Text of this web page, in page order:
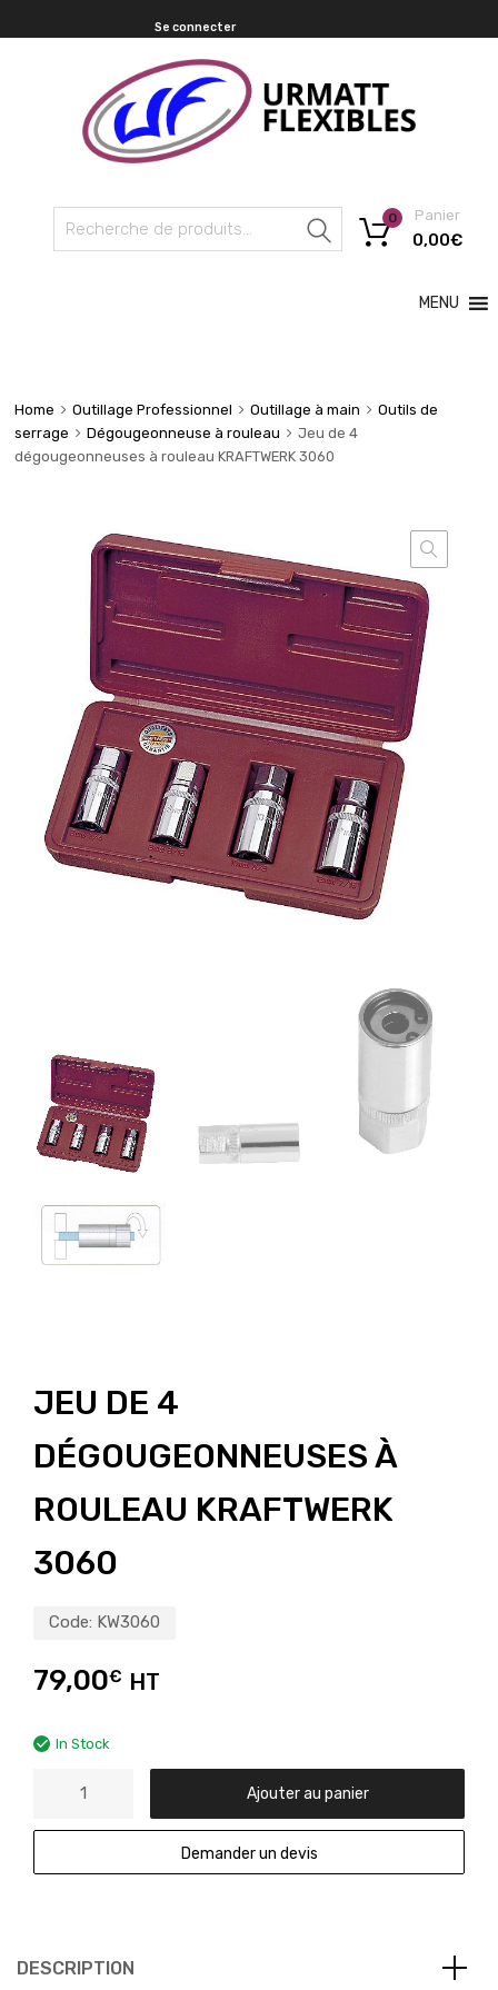
Se connecter
Recherche
Panier
0,00€
0
MENU
Home Outillage Professionnel Outillage à main
Outils de
serrage
Dégougeonneuse à rouleau
Jeu de 4
dégougeonneuses à rouleau KRAFTWERK 3060
JEU DE 4
DÉGOUGEONNEUSES À
ROULEAU KRAFTWERK
3060
Code: KW3060
79,00€ HT
In Stock
Ajouter au panier
Demander un devis
DESCRIPTION